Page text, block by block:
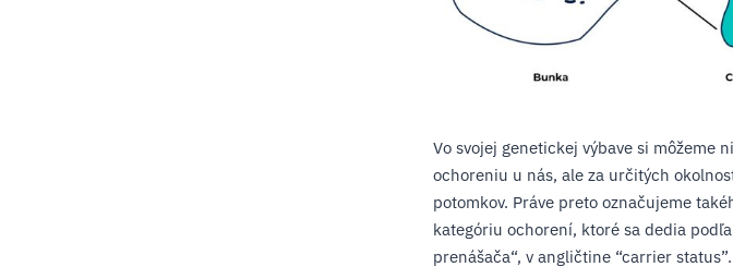
Vo svojej genetickej výbave si môžeme
ochoreniu u nás, ale za určitých
potomkov. Práve preto označujeme
kategóriu ochorení, ktoré sa dedia
prenášača“, v angličtine “carrier status”.